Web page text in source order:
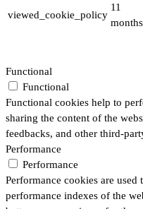
viewed_cookie_policy
11
months
Functional
Functional
Functional cookies help to
sharing the content of the
feedbacks, and other third-
Performance
Performance
Performance cookies are
performance indexes of the